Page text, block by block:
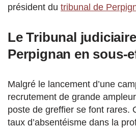
président du tribunal de
Le Tribunal
Perpignan en sous-
Malgré le lancement d’une
recrutement de grande
poste de greffier se font rares.
taux d’absentéisme dans la